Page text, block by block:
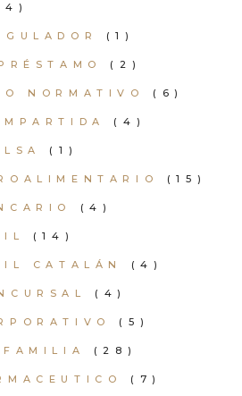
(1)
(2)
NORMATIVO (6)
(4)
(1)
(15)
(4)
(14)
CATALÁN (4)
(4)
(5)
FAMILIA (28)
(7)